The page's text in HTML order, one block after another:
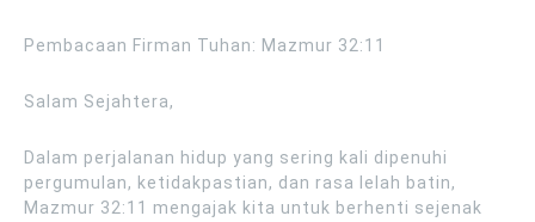
Pembacaan Firman Tuhan: Mazmur 32:11
Salam Sejahtera,
Dalam perjalanan hidup yang sering kali dipenuhi
pergumulan, ketidakpastian, dan rasa lelah batin,
Mazmur 32:11 mengajak kita untuk berhenti sejenak